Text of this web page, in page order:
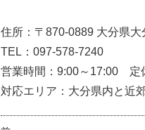
住所：〒870-0889 大分県
TEL：097-578-7240
営業時間：9:00～17:00 定
対応エリア：大分県内と近